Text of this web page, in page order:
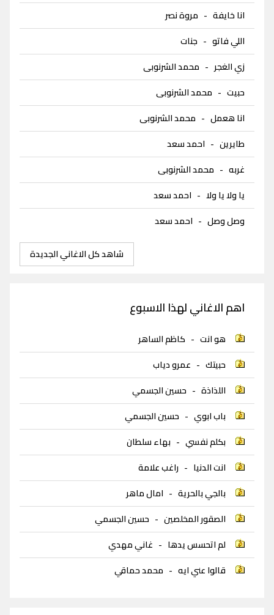
انا خايفة - مروة نصر
اللي فاتو - جنات
زي الغجر - محمد الشرنوبى
حبيت - محمد الشرنوبى
انا هعمل - محمد الشرنوبى
طايرين - احمد سعد
غربه - محمد الشرنوبى
يا ولا يا ولا - احمد سعد
وصل وصل - احمد سعد
شاهد كل الاغاني الجديدة
اهم الاغاني لهذا الاسبوع
هو انت - كاظم الساهر
حبيتك - عمرو دياب
اللذاذة - حسين الجسمي
باب ابوي - حسين الجسمي
بكلم نفسي - بهاء سلطان
انت الدنيا - راغب علامة
بالجي بالحرية - امال ماهر
الصقور المخلصين - حسين الجسمي
لم اتحسس يدها - غاني مهدي
قالوا عني ايه - محمد حماقي